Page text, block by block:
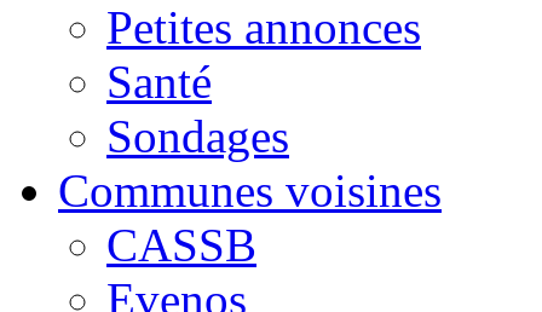
Petites annonces
Santé
Sondages
Communes voisines
CASSB
Evenos